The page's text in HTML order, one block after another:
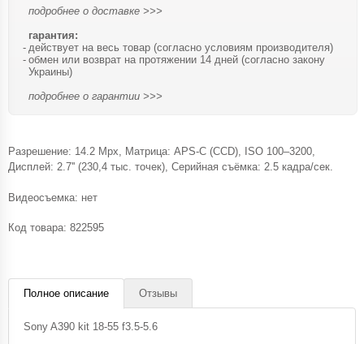
подробнее о доставке >>>
гарантия:
действует на весь товар (согласно условиям производителя)
обмен или возврат на протяжении 14 дней (согласно закону
Украины)
подробнее о гарантии >>>
Разрешение: 14.2 Mpx, Матрица: APS-C (CCD), ISO 100–3200,
Дисплей: 2.7'' (230,4 тыс. точек), Серийная съёмка: 2.5 кадра/сек.
Видеосъемка: нет
Код товара: 822595
Полное описание Отзывы
Sony A390 kit 18-55 f3.5-5.6